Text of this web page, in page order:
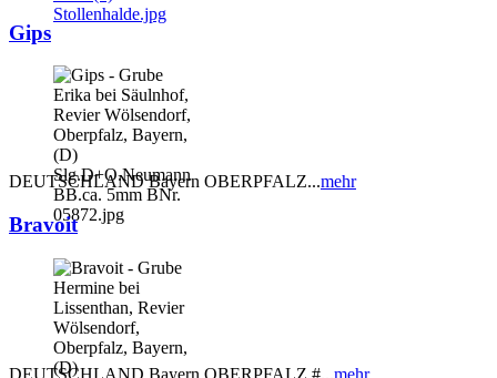
Gips
DEUTSCHLAND Bayern OBERPFALZ...mehr
Bravoit
DEUTSCHLAND Bayern OBERPFALZ #...mehr